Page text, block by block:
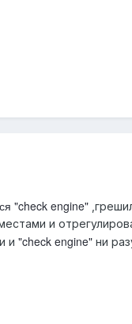
"check engine"
и
и "check engine" ни